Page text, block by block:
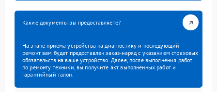
Какие документы вы предоставляете?
На этапе приема устройства на диагностику и последующий
ремонт вам будет предоставлен заказ-наряд с указанием страховых
обязательств на ваше устройство. Далее, после выполнения работ
по ремонту техники, вы получите акт выполненных работ и
гарантийный талон.